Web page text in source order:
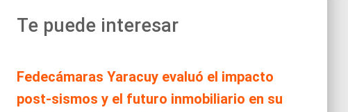
Te puede interesar
Fedecámaras Yaracuy evaluó el impacto
post-sismos y el futuro inmobiliario en su